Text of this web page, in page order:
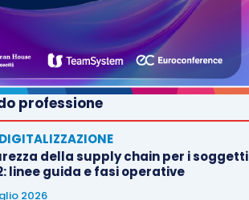
professione
della supply chain per i soggetti
linee guida e fasi operative
2026